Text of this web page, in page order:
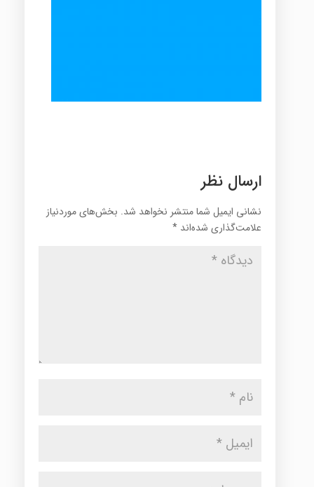
ارسال نظر
نشانی ایمیل شما منتشر نخواهد شد. بخش‌های موردنیاز
علامت‌گذاری شده‌اند *